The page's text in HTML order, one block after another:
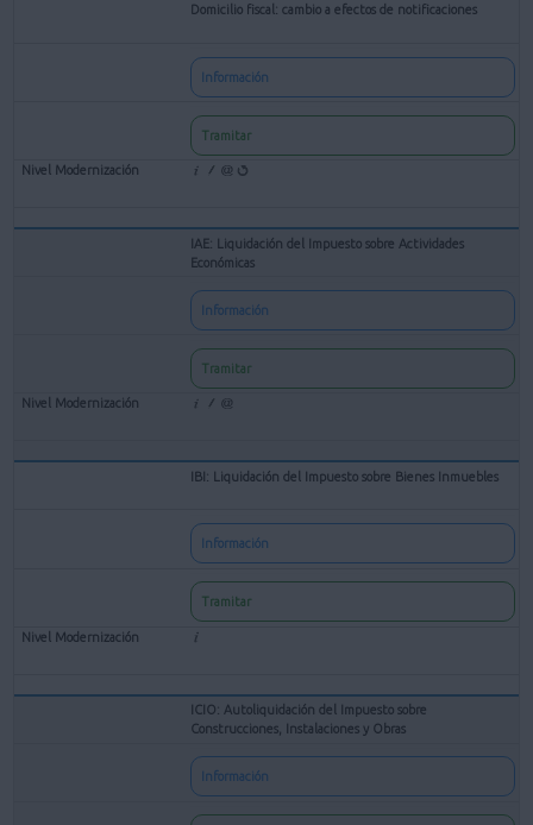
Domicilio fiscal: cambio a efectos de notificaciones
Información
Tramitar
IAE: Liquidación del Impuesto sobre Actividades
Económicas
Información
Tramitar
IBI: Liquidación del Impuesto sobre Bienes Inmuebles
Información
Tramitar
ICIO: Autoliquidación del Impuesto sobre
Construcciones, Instalaciones y Obras
Información